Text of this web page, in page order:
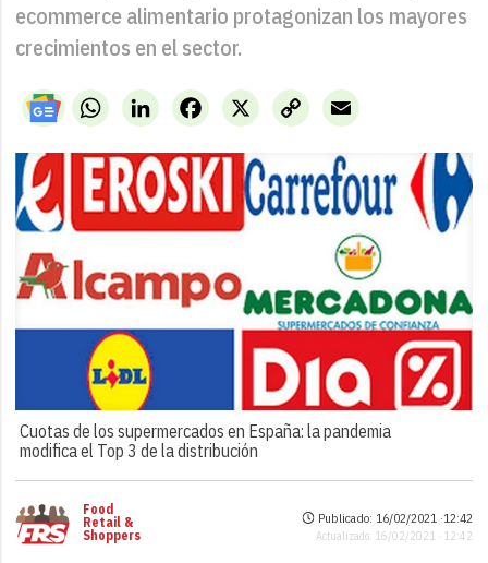
ecommerce alimentario protagonizan los mayores
crecimientos en el sector.
WhatsAppLinkedIn X
Facebook
Copy
Link
Email
Cuotas de los supermercados en España: la pandemia
modifica el Top 3 de la distribución
Food
Retail &
Shoppers
Publicado: 16/02/2021 ·12:42
Actualizado: 16/02/2021 · 12:42